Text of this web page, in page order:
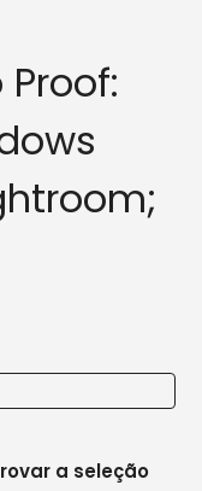
Classic
a seleção